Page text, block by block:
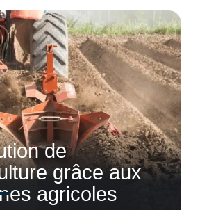
de
grâce aux
agricoles